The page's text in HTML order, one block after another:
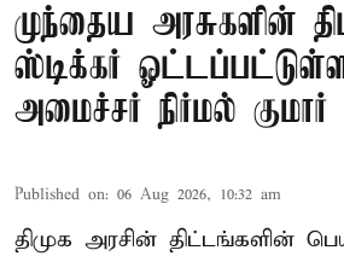
முந்தைய அரசுகளின்
ஸ்டிக்கர்
அமைச்சர் நிர்மல் குமார்
Published on: 06 Aug 2026, 10:32 am
திமுக அரசின் திட்டங்களின்